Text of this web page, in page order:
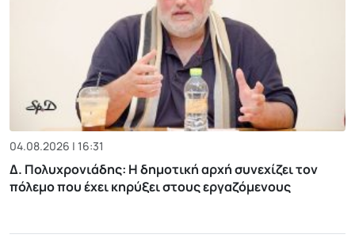
04.08.2026 | 16:31
Δ. Πολυχρονιάδης: Η δημοτική αρχή συνεχίζει τον
πόλεμο που έχει κηρύξει στους εργαζόμενους